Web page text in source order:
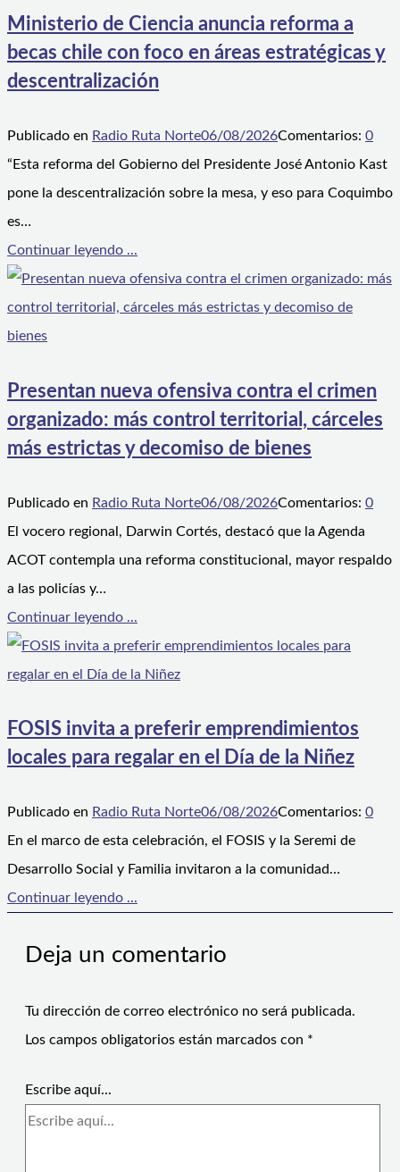
Ministerio de Ciencia anuncia reforma a
becas chile con foco en áreas estratégicas y
descentralización
Publicado en Radio Ruta Norte06/08/2026Comentarios: 0
“Esta reforma del Gobierno del Presidente José Antonio Kast
pone la descentralización sobre la mesa, y eso para Coquimbo
es…
Continuar leyendo ...
Presentan nueva ofensiva contra el crimen
organizado: más control territorial, cárceles
más estrictas y decomiso de bienes
Publicado en Radio Ruta Norte06/08/2026Comentarios: 0
El vocero regional, Darwin Cortés, destacó que la Agenda
ACOT contempla una reforma constitucional, mayor respaldo
a las policías y…
Continuar leyendo ...
FOSIS invita a preferir emprendimientos
locales para regalar en el Día de la Niñez
Publicado en Radio Ruta Norte06/08/2026Comentarios: 0
En el marco de esta celebración, el FOSIS y la Seremi de
Desarrollo Social y Familia invitaron a la comunidad…
Continuar leyendo ...
Deja un comentario
Tu dirección de correo electrónico no será publicada.
Los campos obligatorios están marcados con *
Escribe aquí...